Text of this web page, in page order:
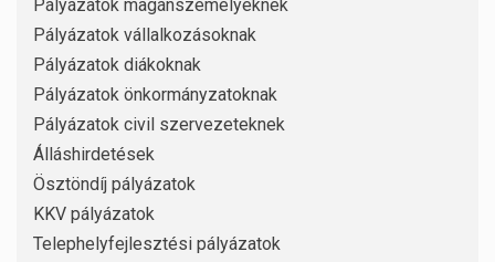
Pályázatok magánszemélyeknek
Pályázatok vállalkozásoknak
Pályázatok diákoknak
Pályázatok önkormányzatoknak
Pályázatok civil szervezeteknek
Álláshirdetések
Ösztöndíj pályázatok
KKV pályázatok
Telephelyfejlesztési pályázatok